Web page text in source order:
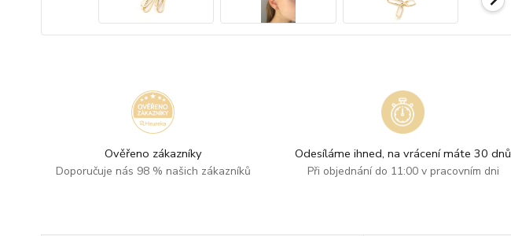
Ověřeno zákazníky
Doporučuje nás 98 % našich zákazníků
Odesíláme ihned, na vrácení máte 30 dnů
Při objednání do 11:00 v pracovním dni